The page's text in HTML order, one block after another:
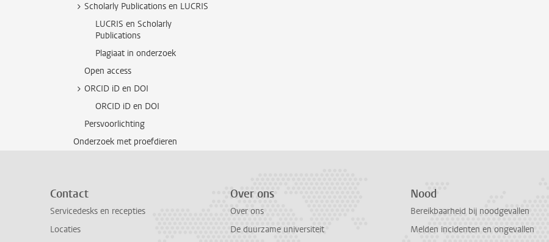
Scholarly Publications en LUCRIS
LUCRIS en Scholarly
Publications
Plagiaat in onderzoek
Open access
ORCID iD en DOI
ORCID iD en DOI
Persvoorlichting
Onderzoek met proefdieren
Contact
Servicedesks en recepties
Locaties
Over ons
Over ons
De duurzame universiteit
Nood
Bereikbaarheid bij noodgevallen
Melden incidenten en ongevallen